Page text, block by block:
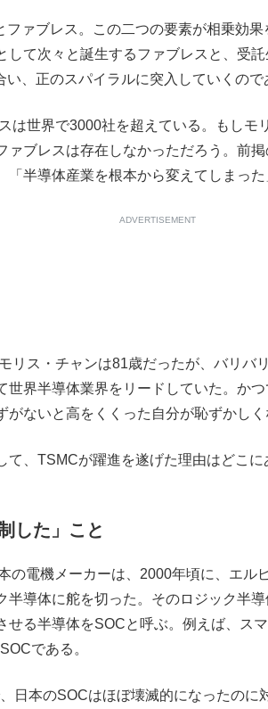
ァブレス。この二つの要素が相乗効
して次々と誕生するファブレスと、受
、正のスパイラルに突入していくので
は世界で3000社を超えている。もしモ
ァブレスは存在しなかっただろう。前
「半導体産業を根本から変えてしまった
ADVERTISEMENT
リス・チャンは81歳だったが、バリバ
世界半導体業界をリードしていた。か
がないと高をくくった自分が恥ずかしく
、TSMCが躍進を遂げた理由はどこに
した」こと
電機メーカーは、2000年頃に、エル
半導体に舵を切った。そのロジック半
せる半導体をSOCと呼ぶ。例えば、ス
である。
日本のSOCはほぼ壊滅的になったのに